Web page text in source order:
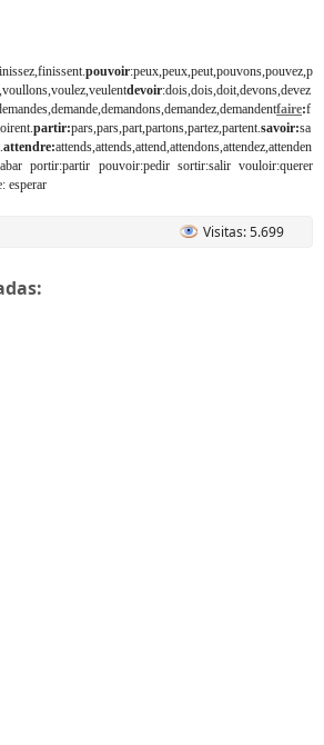
pouvoir:peux,peux,peut,pouvons,pouvez,p
devoir:dois,dois,doit,devons,devez
faire:f
partir:pars,pars,part,partons,partez,partent.savoir:sa
attendre:attends,attends,attend,attendons,attendez,attenden
portir:partir pouvoir:pedir sortir:salir vouloir:querer
esperar
Visitas: 5.699